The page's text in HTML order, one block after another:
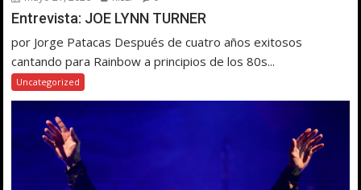
Entrevista: JOE LYNN TURNER
por Jorge Patacas Después de cuatro años exitosos
cantando para Rainbow a principios de los 80s...
Uncategorized